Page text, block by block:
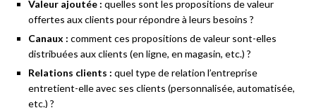
Valeur ajoutée : quelles sont les propositions de valeur
offertes aux clients pour répondre à leurs besoins ?
Canaux : comment ces propositions de valeur sont-elles
distribuées aux clients (en ligne, en magasin, etc.) ?
Relations clients : quel type de relation l’entreprise
entretient-elle avec ses clients (personnalisée, automatisée,
etc.) ?